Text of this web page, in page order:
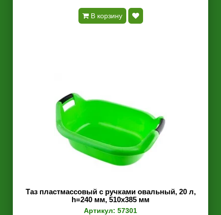
В корзину
Таз пластмассовый с ручками овальный, 20 л,
h=240 мм, 510х385 мм
Артикул: 57301